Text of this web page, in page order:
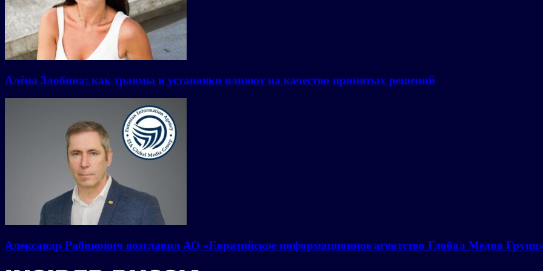
Алёна Злобина: как травмы и установки влияют на качество принятых решений
Александр Рабинович возглавил АО «Евразийское информационное агентство Глобал Медиа